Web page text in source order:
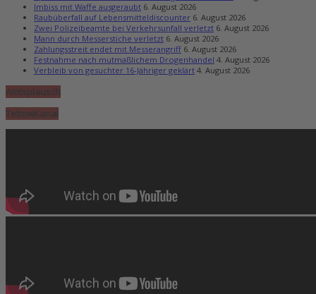
Imbiss mit Waffe ausgeraubt 6. August 2026
Raubüberfall auf Lebensmitteldiscounter 6. August 2026
Zwei Polizeibeamte bei Verkehrsunfall verletzt 6. August 2026
Mann durch Messerstiche verletzt 6. August 2026
Zahlungsstreit endet mit Messerangriff 6. August 2026
Festnahme nach mutmaßlichem Drogenhandel 4. August 2026
Verbleib von gesuchter 16-Jähriger geklärt 4. August 2026
Amtsplausch
TeltowKanal